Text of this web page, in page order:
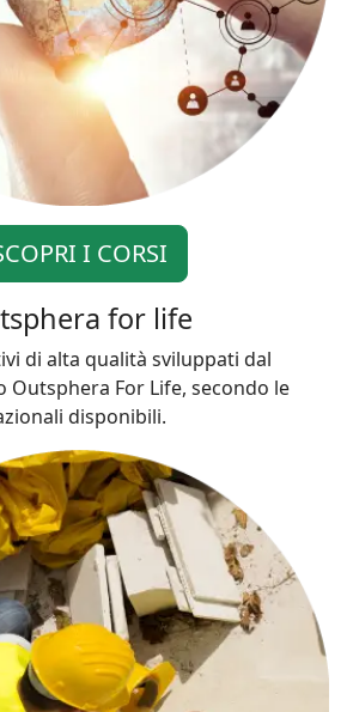
I CORSI
for life
di alta qualità sviluppati dal
Outsphera For Life, secondo le
disponibili.